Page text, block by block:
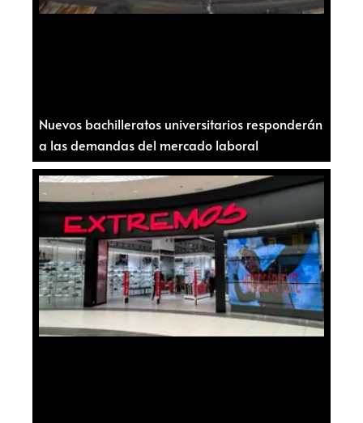
Nuevos bachilleratos universitarios responderán
a las demandas del mercado laboral